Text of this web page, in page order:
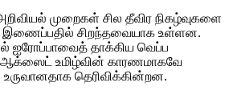
முறைகள் சில தீவிர நிகழ்வுகளை
இணைப்பதில் சிறந்தவையாக உள்ளன.
ஐரோப்பாவைத் தாக்கிய வெப்ப
உமிழ்வின் காரணமாகவே
தெரிவிக்கின்றன.